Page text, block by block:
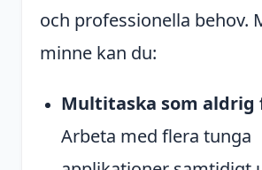
och professionella behov.
minne kan du:
Multitaska som aldrig
Arbeta med flera tunga